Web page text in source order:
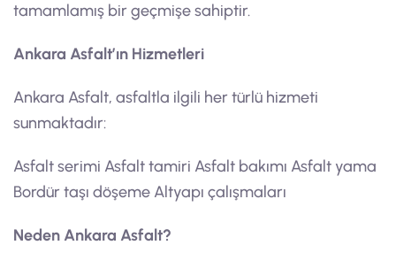
tamamlamış bir geçmişe sahiptir.
Ankara Asfalt’ın Hizmetleri
Ankara Asfalt, asfaltla ilgili her türlü hizmeti
sunmaktadır:
Asfalt serimi Asfalt tamiri Asfalt bakımı Asfalt yama
Bordür taşı döşeme Altyapı çalışmaları
Neden Ankara Asfalt?